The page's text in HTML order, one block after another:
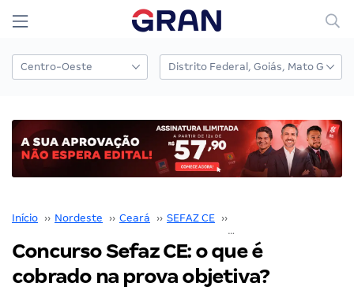
Início ›› Nordeste ›› Ceará ›› SEFAZ CE ››
Concurso Sefaz CE: o que é
cobrado na prova objetiva?